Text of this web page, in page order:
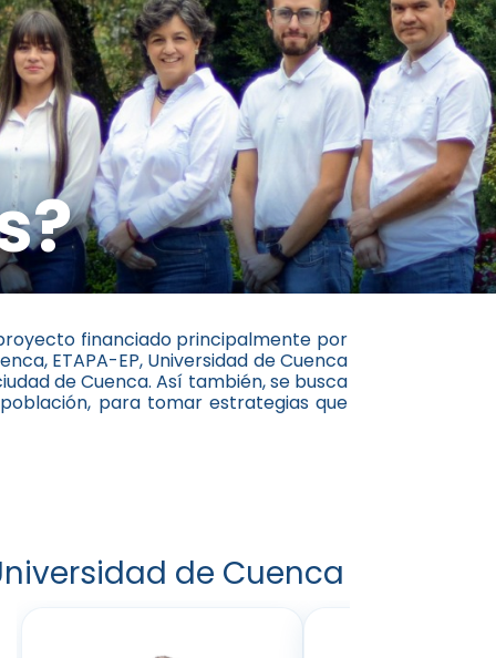
financiado principalmente por
ETAPA-EP, Universidad de Cuenca
de Cuenca. Así también, se busca
para tomar estrategias que
de Cuenca